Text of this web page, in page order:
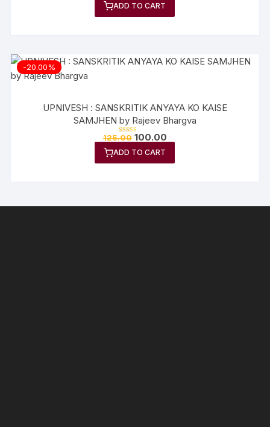
ADD TO CART
-20.00%
UPNIVESH : SANSKRITIK ANYAYA KO KAISE
SAMJHEN by Rajeev Bhargva
Rated
out of 5
125.00 100.00
ADD TO CART